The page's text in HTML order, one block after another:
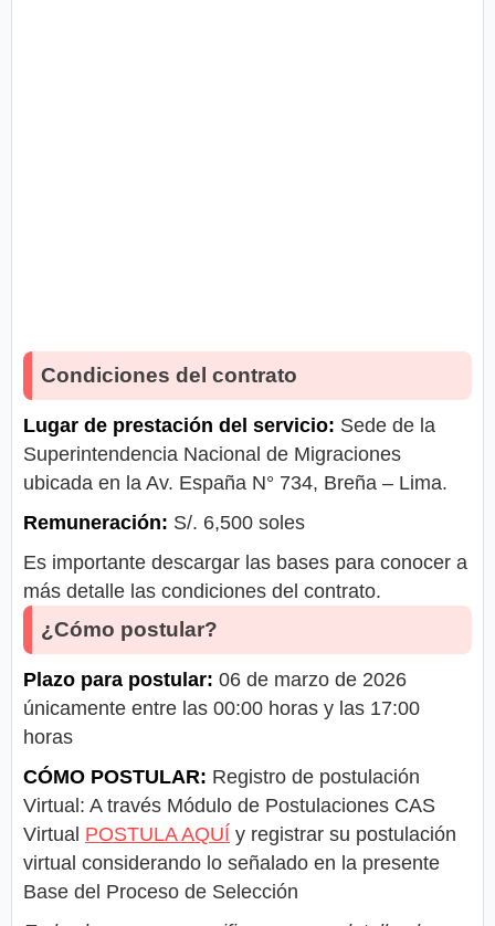
Condiciones del contrato
Lugar de prestación del servicio: Sede de la
Superintendencia Nacional de Migraciones
ubicada en la Av. España N° 734, Breña – Lima.
Remuneración: S/. 6,500 soles
Es importante descargar las bases para conocer a
más detalle las condiciones del contrato.
¿Cómo postular?
Plazo para postular: 06 de marzo de 2026
únicamente entre las 00:00 horas y las 17:00
horas
CÓMO POSTULAR: Registro de postulación
Virtual: A través Módulo de Postulaciones CAS
Virtual POSTULA AQUÍ y registrar su postulación
virtual considerando lo señalado en la presente
Base del Proceso de Selección